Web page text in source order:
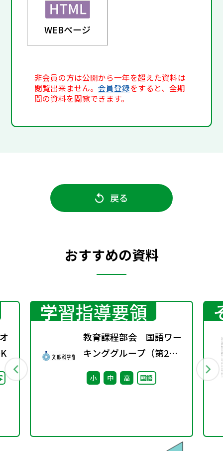
WEBページ
非会員の方は公開から一年を超えた資料は
閲覧出来ません。会員登録をすると、全期
間の資料を閲覧できます。
戻る
おすすめの資料
学習指導要領
教育課程部会 国語ワー
キンググループ（第2
回） 配付資料
小 中 高 国語